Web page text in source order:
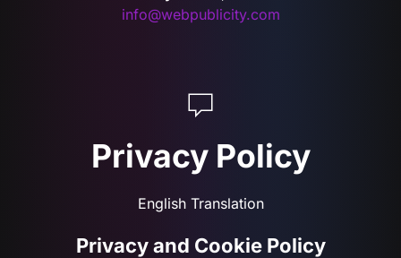
info@webpublicity.com
Privacy Policy
English Translation
Privacy and Cookie Policy